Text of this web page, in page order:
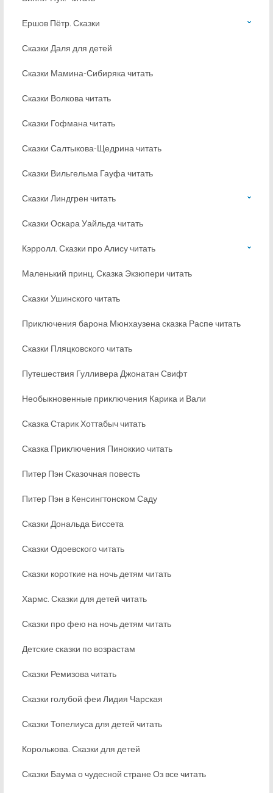
Ершов Пётр. Сказки
Сказки Даля для детей
Сказки Мамина-Сибиряка читать
Сказки Волкова читать
Сказки Гофмана читать
Сказки Салтыкова-Щедрина читать
Сказки Вильгельма Гауфа читать
Сказки Линдгрен читать
Сказки Оскара Уайльда читать
Кэрролл. Сказки про Алису читать
Маленький принц. Сказка Экзюпери читать
Сказки Ушинского читать
Приключения барона Мюнхаузена сказка Распе читать
Сказки Пляцковского читать
Путешествия Гулливера Джонатан Свифт
Необыкновенные приключения Карика и Вали
Сказка Старик Хоттабыч читать
Сказка Приключения Пиноккио читать
Питер Пэн Сказочная повесть
Питер Пэн в Кенсингтонском Саду
Сказки Дональда Биссета
Сказки Одоевского читать
Сказки короткие на ночь детям читать
Хармс. Сказки для детей читать
Сказки про фею на ночь детям читать
Детские сказки по возрастам
Сказки Ремизова читать
Сказки голубой феи Лидия Чарская
Сказки Топелиуса для детей читать
Королькова. Сказки для детей
Сказки Баума о чудесной стране Оз все читать